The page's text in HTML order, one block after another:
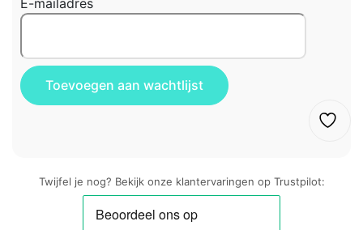
Twijfel je nog? Bekijk onze klantervaringen op Trustpilot: